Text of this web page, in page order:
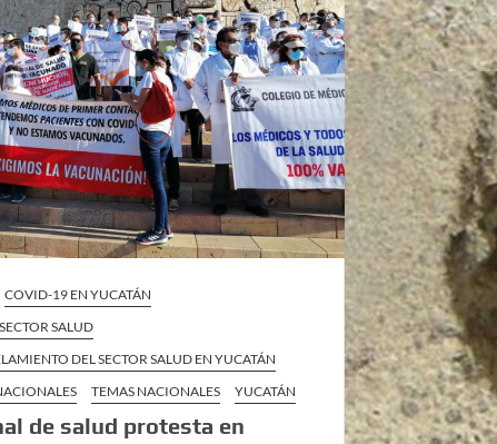
COVID-19 EN YUCATÁN
SALUD
DEL SECTOR SALUD EN YUCATÁN
TEMAS NACIONALES YUCATÁN
de salud protesta en